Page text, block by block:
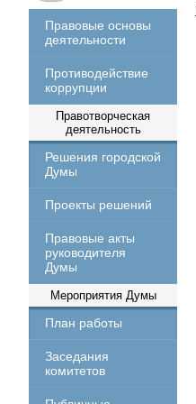
Правовые основы
деятельности
Противодействие
коррупции
Правотворческая
деятельность
Решения городской
Думы
Проекты решений
Правовые акты
руководителя
Думы
Мероприятия Думы
План работы
Заседания
комитетов